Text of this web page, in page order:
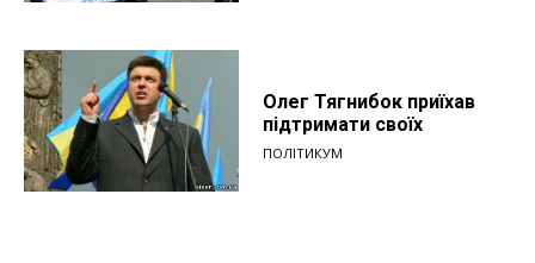
Олег Тягнибок приїхав
підтримати своїх
ПОЛІТИКУМ